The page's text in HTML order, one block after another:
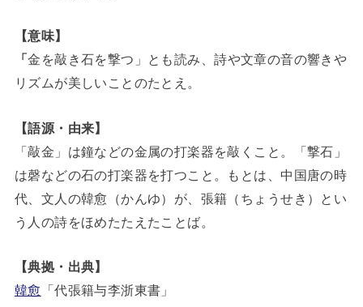
【意味】
「金を敲き石を撃つ」とも読み、詩や文章の音の響きや
リズムが美しいことのたとえ。
【語源・由来】
「敲金」は鐘などの金属の打楽器を敲くこと。「撃石」
は磬などの石の打楽器を打つこと。もとは、中国唐の時
代、文人の韓愈（かんゆ）が、張籍（ちょうせき）とい
う人の詩をほめたたえたことば。
【典拠・出典】
韓愈 「代張籍与李浙東書」